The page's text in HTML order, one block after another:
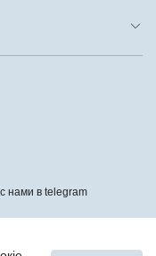
нами в telegram